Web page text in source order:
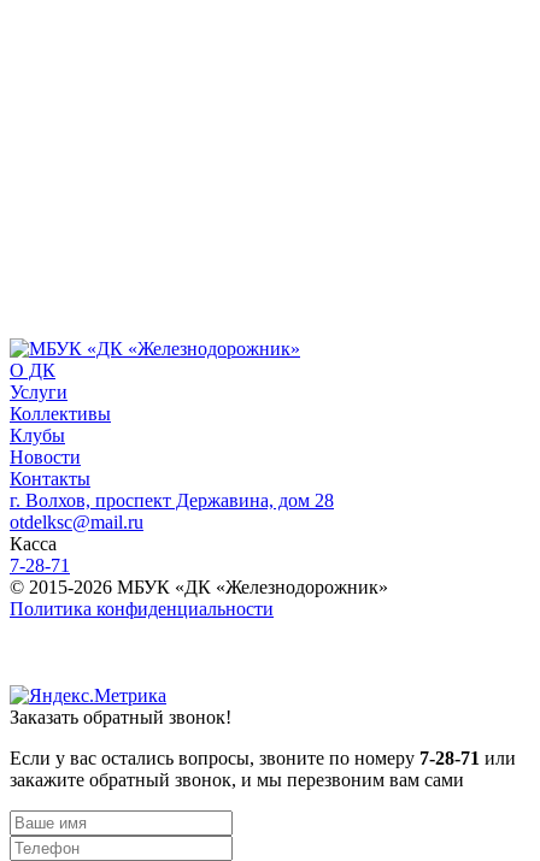
О ДК
Услуги
Коллективы
Клубы
Новости
Контакты
г. Волхов, проспект Державина, дом 28
otdelksc@mail.ru
Касса
7-28-71
© 2015-2026 МБУК «ДК «Железнодорожник»
Политика конфиденциальности
Заказать обратный звонок!
Если у вас остались вопросы, звоните по номеру 7-28-71 или
закажите обратный звонок, и мы перезвоним вам сами